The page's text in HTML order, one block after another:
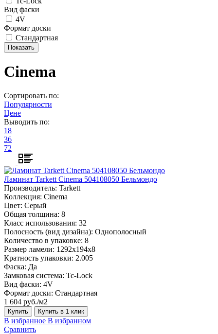
Вид фаски
4V
Формат доски
Стандартная
Cinema
Сортировать по:
Популярности
Цене
Выводить по:
18
36
72
Ламинат Tarkett Cinema 504108050 Бельмондо
Производитель: Tarkett
Коллекция: Cinema
Цвет: Серый
Общая толщина: 8
Класс использования: 32
Полосность (вид дизайна): Однополосный
Количество в упаковке: 8
Размер ламели: 1292х194х8
Кратность упаковки: 2.005
Фаска: Да
Замковая система: Tc-Lock
Вид фаски: 4V
Формат доски: Стандартная
1 604 руб./м2
Купить Купить в 1 клик
В избранное В избранном
Сравнить